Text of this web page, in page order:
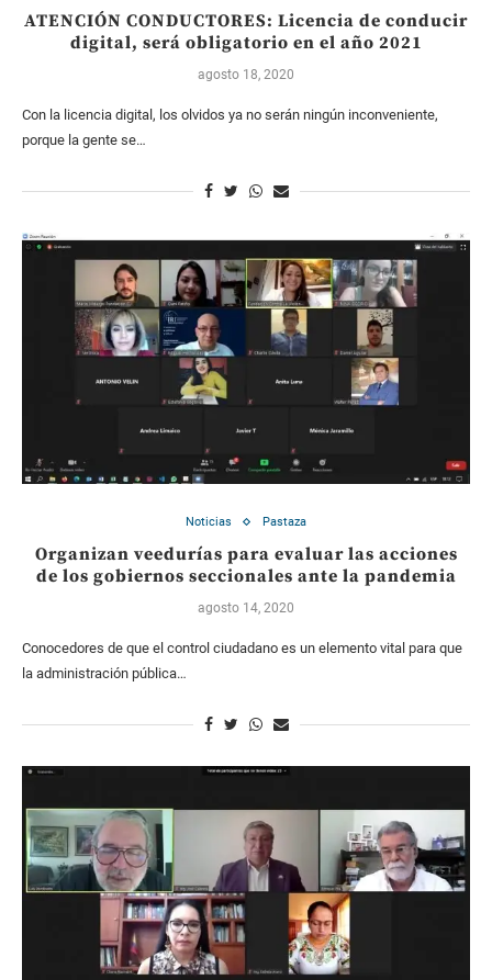
ATENCIÓN CONDUCTORES: Licencia de conducir
digital, será obligatorio en el año 2021
agosto 18, 2020
Con la licencia digital, los olvidos ya no serán ningún inconveniente,
porque la gente se…
Noticias Pastaza
Organizan veedurías para evaluar las acciones
de los gobiernos seccionales ante la pandemia
agosto 14, 2020
Conocedores de que el control ciudadano es un elemento vital para que
la administración pública…